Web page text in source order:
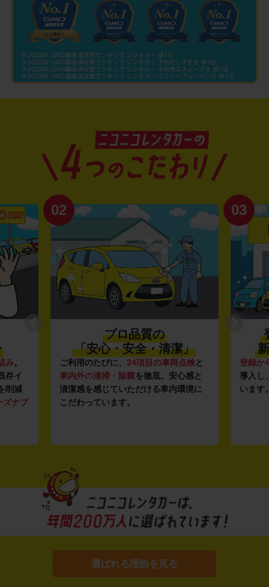
み。
存イ
削減
ズナブ
02
プロ品質の
「安心・安全・清潔」
ご利用のたびに、 24項目の車両点検と
車内外の清掃・除菌を徹底。安心感と
清潔感を感じていただける車内環境に
こだわっています。
03
登録か
導入し
います
選ばれる理由を見る